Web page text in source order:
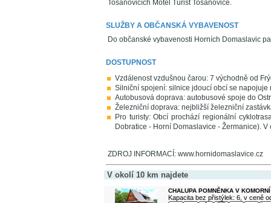
Tošanovicích Motel Turist Tošanovice.
SLUŽBY A OBČANSKÁ VYBAVENOST
Do občanské vybavenosti Horních Domaslavic
DOSTUPNOST
Vzdálenost vzdušnou čarou: 7 východně od
Silniční spojení: silnice jdoucí obcí se napojuje
Autobusová doprava: autobusové spoje do
Železniční doprava: nejbližší železniční
Pro turisty: Obcí prochází regionální
Dobratice - Horní Domaslavice - Žermanice).
ZDROJ INFORMACÍ: www.hornidomaslavice.cz
V okolí 10 km najdete
CHALUPA POMNĚNKA V
Kapacita bez přistýlek: 6, v ceně